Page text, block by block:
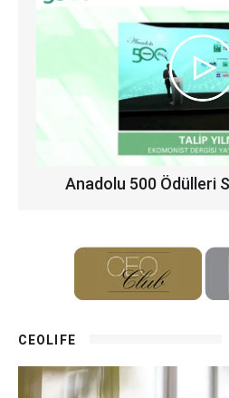
Anadolu 500 Ödülleri
CEOLIFE